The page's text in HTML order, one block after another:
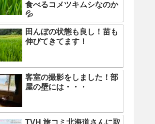
食べるコメツキムシなのか
💦
田んぼの状態も良し！苗も
伸びてきてます！
客室の撮影をしました！部
屋の壁には・・・